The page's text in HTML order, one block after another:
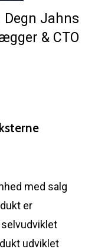
Degn Jahns
& CTO
med salg
er
udviklet